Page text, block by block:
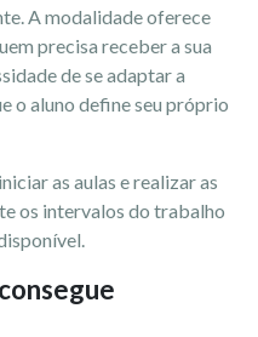
A modalidade oferece
precisa receber a sua
de se adaptar a
o aluno define seu próprio
as aulas e realizar as
os intervalos do trabalho